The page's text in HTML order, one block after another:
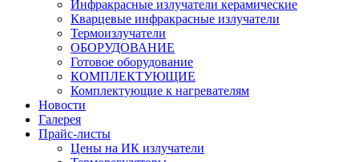
Инфракрасные излучатели керамические
Кварцевые инфракрасные излучатели
Термоизлучатели
ОБОРУДОВАНИЕ
Готовое оборудование
КОМПЛЕКТУЮЩИЕ
Комплектующие к нагревателям
Новости
Галерея
Прайс-листы
Цены на ИК излучатели